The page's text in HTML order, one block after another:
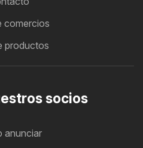
comercios
productos
socios
anunciar